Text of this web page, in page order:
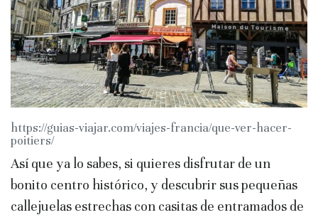
https://guias-viajar.com/viajes-francia/que-ver-hacer-
poitiers/
Así que ya lo sabes, si quieres disfrutar de un
bonito centro histórico, y descubrir sus pequeñas
callejuelas estrechas con casitas de entramados de